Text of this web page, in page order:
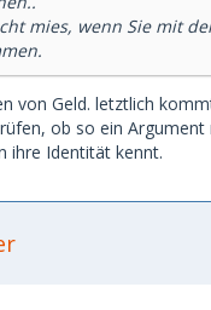
mies, wenn Sie mit
von Geld. letztlich
ob so ein
ihre Identität kennt.